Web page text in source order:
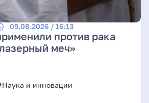
05.08.2026 / 16:13
против рака
меч»
и инновации